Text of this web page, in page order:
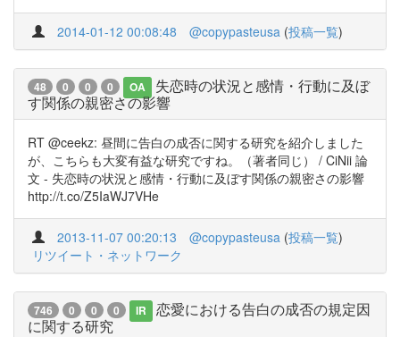
2014-01-12 00:08:48 @copypasteusa (投稿一覧)
48 0 0 0 OA
失恋時の状況と感情・行動に及ぼ
す関係の親密さの影響
RT @ceekz: 昼間に告白の成否に関する研究を紹介しました
が、こちらも大変有益な研究ですね。（著者同じ） / CiNii 論
文 - 失恋時の状況と感情・行動に及ぼす関係の親密さの影響
http://t.co/Z5IaWJ7VHe
2013-11-07 00:20:13 @copypasteusa (投稿一覧)
リツイート・ネットワーク
746 0 0 0 IR
恋愛における告白の成否の規定因
に関する研究